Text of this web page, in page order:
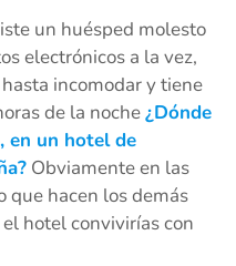
un huésped molesto
electrónicos a la vez,
incomodar y tiene
de la noche¿Dónde
en un hotel de
Obviamente en las
que hacen los demás
hotel convivirías con